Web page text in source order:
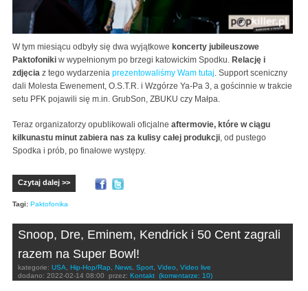
W tym miesiącu odbyły się dwa wyjątkowe koncerty jubileuszowe
Paktofoniki w wypełnionym po brzegi katowickim Spodku. Relację i
zdjęcia z tego wydarzenia prezentowaliśmy Wam tutaj. Support sceniczny
dali Molesta Ewenement, O.S.T.R. i Wzgórze Ya-Pa 3, a gościnnie w trakcie
setu PFK pojawili się m.in. GrubSon, ZBUKU czy Małpa.
Teraz organizatorzy opublikowali oficjalne aftermovie, które w ciągu
kilkunastu minut zabiera nas za kulisy całej produkcji, od pustego
Spodka i prób, po finałowe występy.
Czytaj dalej >>
Tagi: Paktofonika
Snoop, Dre, Eminem, Kendrick i 50 Cent zagrali
razem na Super Bowl!
kategorie: USA Hip-Hop/Rap News Sport Video
Video live
dodano: 2022-02-14 08:00 przez: Kontakt (komentarze: 10)